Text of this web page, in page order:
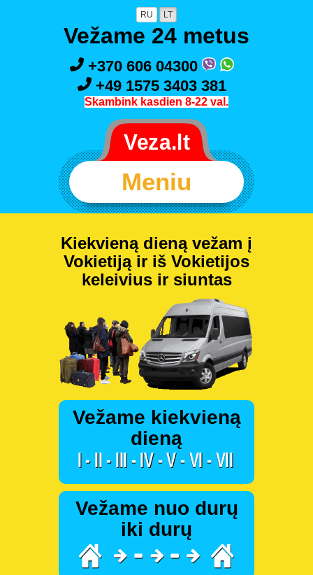
RU LT
Vežame 24 metus
+370 606 04300
+49 1575 3403 381
Skambink kasdien 8-22 val.
Meniu
Kiekvieną dieną vežam į
Vokietiją ir iš Vokietijos
keleivius ir siuntas
Vežame kiekvieną
dieną
Vežame nuo durų
iki durų